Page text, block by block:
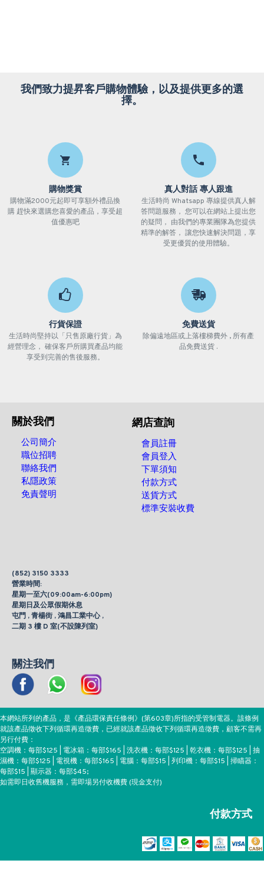
我們致力提昇客戶購物體驗，以及提供更多的選
擇。
購物獎賞
購物滿2000元起即可享額外禮品換
購 趕快來選購您喜愛的產品，享受超
值優惠吧
真人對話 專人跟進
生活時尚 Whatsapp 專線提供真人解
答問題服務， 您可以在網站上提出您
的疑問， 由我們的專業團隊為您提供
精準的解答， 讓您快速解決問題，享
受更優質的使用體驗。
行貨保證
生活時尚堅持以「只售原廠行貨」為
經營理念， 確保客戶所購買產品均能
享受到完善的售後服務。
免費送貨
除偏遠地區或上落樓梯費外 , 所有產
品免費送貨 .
關於我們
公司簡介
職位招聘
聯絡我們
私隱政策
免責聲明
網店查詢
會員註冊
會員登入
下單須知
付款方式
送貨方式
標準安裝收費
(852) 3150 3333
營業時間:
星期一至六(09:00am-6:00pm)
星期日及公眾假期休息
屯門 , 青楊街 , 鴻昌工業中心 ,
二期 3 樓 D 室(不設陳列室)
關注我們
本網站所列的產品，是《產品環保責任條例》(第603章)所指的受管制電器。該條例
就該產品徵收下列循環再造徵費，已經就該產品徵收下列循環再造徵費，顧客不需再
另行付費：
空調機：每部$125 | 電冰箱：每部$165 | 洗衣機：每部$125 | 乾衣機：每部$125 | 抽
濕機：每部$125 | 電視機：每部$165 | 電腦：每部$15 | 列印機：每部$15 | 掃瞄器：
每部$15 | 顯示器：每部$45;
如需即日收舊機服務，需即場另付收機費 (現金支付)
付款方式